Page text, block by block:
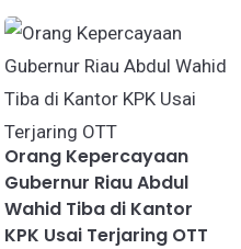
Orang Kepercayaan
Gubernur Riau Abdul
Wahid Tiba di Kantor
KPK Usai Terjaring OTT